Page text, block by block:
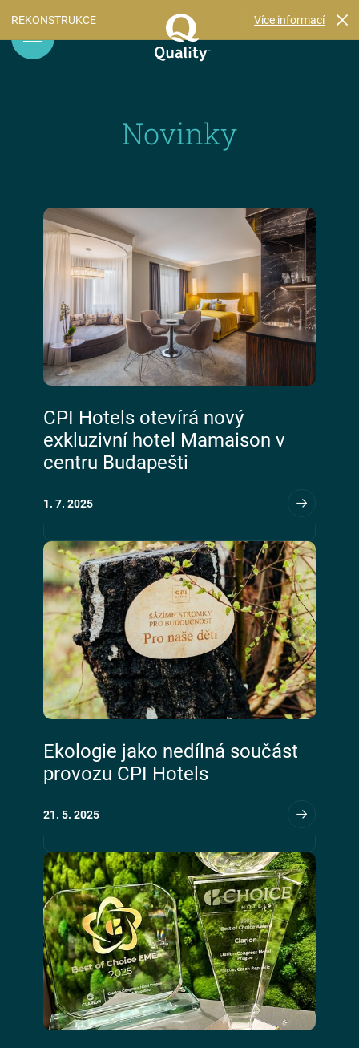
CS EN DE
Novinky
CPI Hotels otevírá nový
exkluzivní hotel Mamaison v
centru Budapešti
1. 7. 2025
Ekologie jako nedílná součást
provozu CPI Hotels
21. 5. 2025
REKONSTRUKCE Více informací